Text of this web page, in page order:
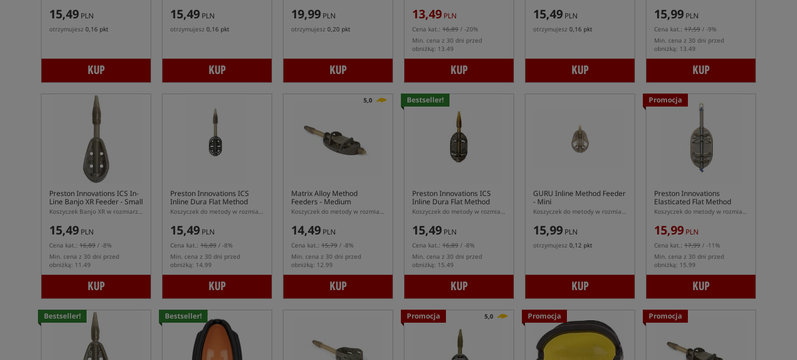
15,49 PLN
otrzymujesz 0,16 pkt
KUP
15,49 PLN
otrzymujesz 0,16 pkt
KUP
19,99 PLN
otrzymujesz 0,20 pkt
KUP
13,49 PLN
Cena kat.: 16,89 / -20%
Min. cena z 30 dni przed
obniżką: 13.49
KUP
15,49 PLN
otrzymujesz 0,16 pkt
KUP
15,99 PLN
Cena kat.: 17,59 / -9%
Min. cena z 30 dni przed
obniżką: 13.49
KUP
Preston Innovations ICS In-
Line Banjo XR Feeder - Small
Koszyczek Banjo XR w rozmiarze S z systemem ICS
15,49 PLN
Cena kat.: 16,89 / -8%
Min. cena z 30 dni przed
obniżką: 11.49
KUP
Preston Innovations ICS
Inline Dura Flat Method
Feeder - Mini
Koszyczek do metody w rozmiarze mini z systemem ICS
15,49 PLN
Cena kat.: 16,89 / -8%
Min. cena z 30 dni przed
obniżką: 14.99
KUP
5,0
Matrix Alloy Method
Feeders - Medium
Koszyczek do metody w rozmiarze M z systemem szybkiej wymiany
14,49 PLN
Cena kat.: 15,79 / -8%
Min. cena z 30 dni przed
obniżką: 12.99
KUP
Bestseller!
Preston Innovations ICS
Inline Dura Flat Method
Feeder - Medium
Koszyczek do metody w rozmiarze M z systemem ICS
15,49 PLN
Cena kat.: 16,89 / -8%
Min. cena z 30 dni przed
obniżką: 15.49
KUP
GURU Inline Method Feeder
- Mini
Koszyczek do metody w rozmiarze Mini
15,99 PLN
otrzymujesz 0,12 pkt
KUP
Promocja
Preston Innovations
Elasticated Flat Method
Feeder - Large
Koszyczek do metody w rozmiarze L z amortyzatorem
15,99 PLN
Cena kat.: 17,99 / -11%
Min. cena z 30 dni przed
obniżką: 15.99
KUP
Bestseller! Bestseller! Promocja 5,0 Promocja Promocja